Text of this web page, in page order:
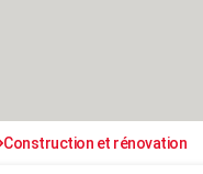
Construction et rénovation